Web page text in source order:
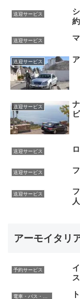
送迎サービス
送迎サービス
送迎サービス
送迎サービス
送迎サービス
送迎サービス
送迎サービス
アーモイタリ
予約サービス
ス